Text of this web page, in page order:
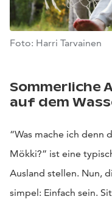
Foto: Harri Tarvainen
Sommerliche
auf dem
“Was mache ich denn
Mökki?” ist eine
Ausland stellen. Nun,
simpel: Einfach sein.